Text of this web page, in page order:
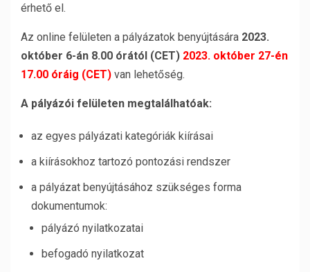
érhető el.
Az online felületen a pályázatok benyújtására 2023.
október 6-án 8.00 órától (CET) 2023. október 27-én
17.00 óráig (CET) van lehetőség.
A pályázói felületen megtalálhatóak:
az egyes pályázati kategóriák kiírásai
a kiírásokhoz tartozó pontozási rendszer
a pályázat benyújtásához szükséges forma
dokumentumok:
pályázó nyilatkozatai
befogadó nyilatkozat